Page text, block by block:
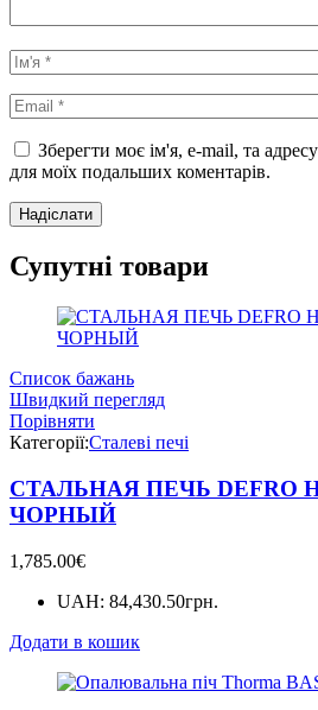
Зберегти моє ім'я, e-mail, та
для моїх подальших коментарів.
Супутні товари
Список бажань
Швидкий перегляд
Порівняти
Категорії:Сталеві печі
СТАЛЬНАЯ ПЕЧЬ DEFRO
ЧОРНЫЙ
1,785.00€
UAH: 84,430.50грн.
Додати в кошик